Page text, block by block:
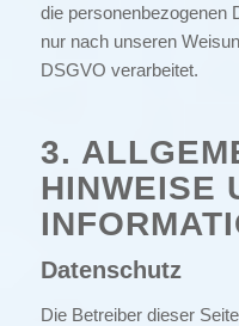
die personenbezogenen
nur nach unseren
DSGVO verarbeitet.
3.
HINWEISE
Datenschutz
Die Betreiber dieser